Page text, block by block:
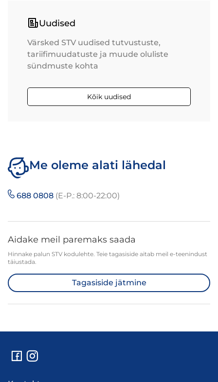
Uudised
Värsked STV uudised tutvustuste,
tariifimuudatuste ja muude oluliste
sündmuste kohta
Kõik uudised
Me oleme alati lähedal
688 0808 (E-P.: 8:00-22:00)
Aidake meil paremaks saada
Hinnake palun STV kodulehte. Teie tagasiside aitab meil e-teenindust
täiustada.
Tagasiside jätmine